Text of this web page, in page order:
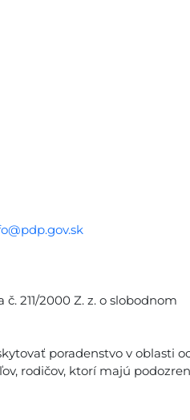
211/2000 Z. z. o slobodnom
poradenstvo v oblasti
rodičov, ktorí majú